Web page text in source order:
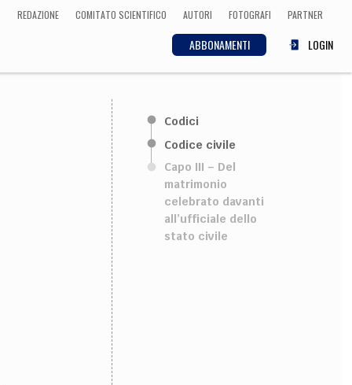
REDAZIONE COMITATO SCIENTIFICO AUTORI FOTOGRAFI PARTNER
ABBONAMENTI LOGIN
Matematica, Fisica,
Biologia, Cifrematica,
Medicina
Codici
Codice civile
Capo III – Del
matrimonio
celebrato davanti
all’ufficiale dello
stato civile